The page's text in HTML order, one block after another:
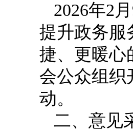
2026年2
提升政务服
捷、更暖心
会公众组织
动。
二、意见